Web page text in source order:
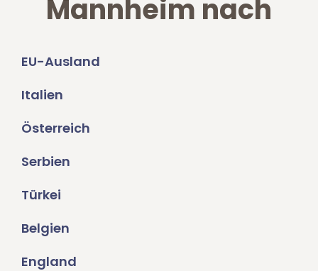
Mannheim nach
EU-Ausland
Italien
Österreich
Serbien
Türkei
Belgien
England